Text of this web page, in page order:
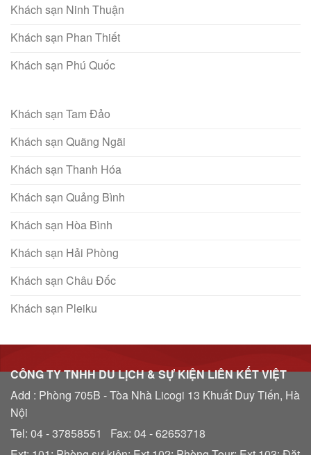
Khách sạn Ninh Thuận
Khách sạn Phan Thiết
Khách sạn Phú Quốc
Khách sạn Tam Đảo
Khách sạn Quãng Ngãi
Khách sạn Thanh Hóa
Khách sạn Quảng Bình
Khách sạn Hòa Bình
Khách sạn Hải Phòng
Khách sạn Châu Đốc
Khách sạn Pleiku
CÔNG TY TNHH DU LỊCH & SỰ KIỆN LIÊN KẾT VIỆT
Add : Phòng 705B - Tòa Nhà Licogi 13 Khuất Duy Tiến, Hà
Nội
Tel: 04 - 37858551 Fax: 04 - 62653718